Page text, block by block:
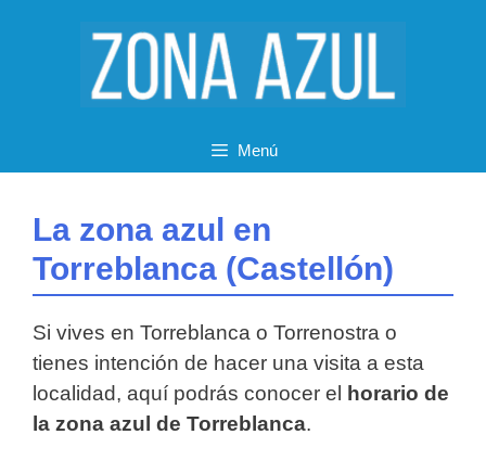
Menú
La zona azul en
Torreblanca (Castellón)
Si vives en Torreblanca o Torrenostra o
tienes intención de hacer una visita a esta
localidad, aquí podrás conocer el horario de
la zona azul de Torreblanca.